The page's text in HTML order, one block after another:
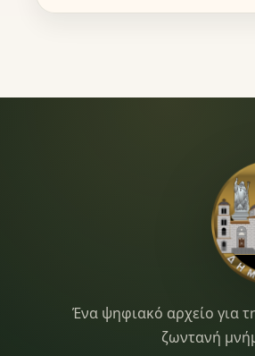
Dimitsana.gr
Ένα ψηφιακό αρχείο για
ζωντανή